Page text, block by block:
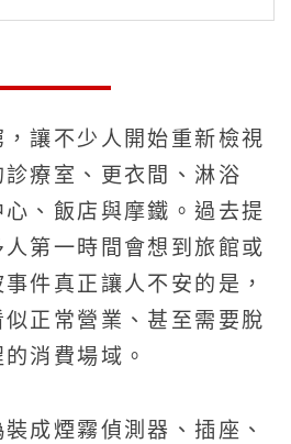
讓不少人開始重新檢視
診療室、更衣間、淋浴
、飯店與摩鐵。過去提
第一時間會想到旅館或
件真正讓人不安的是，
正常營業、甚至需要脫
消費場域。
成煙霧偵測器、插座、